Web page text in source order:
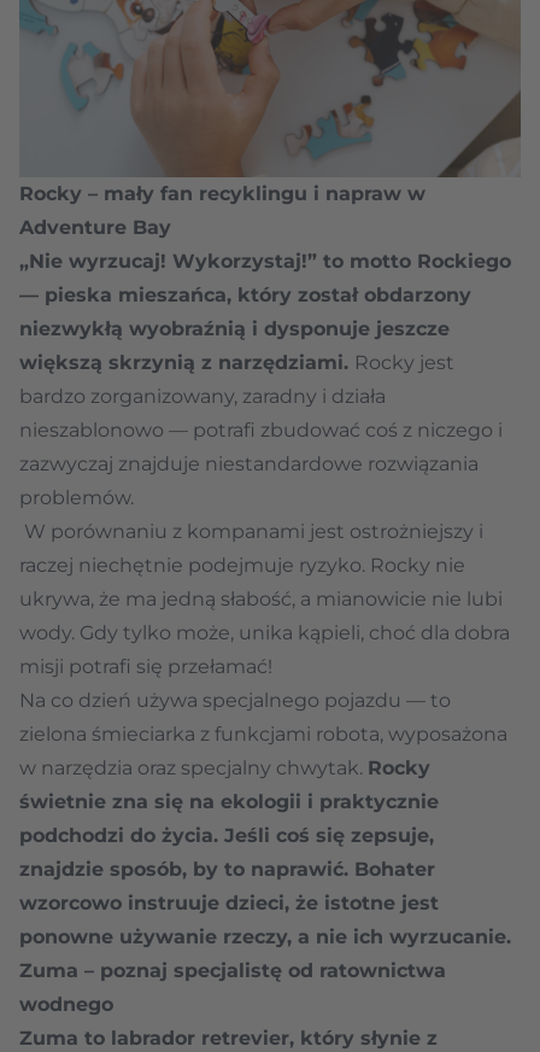
Rocky – mały fan recyklingu i napraw w
Adventure Bay
„Nie wyrzucaj! Wykorzystaj!” to motto Rockiego
— pieska mieszańca, który został obdarzony
niezwykłą wyobraźnią i dysponuje jeszcze
większą skrzynią z narzędziami. Rocky jest
bardzo zorganizowany, zaradny i działa
nieszablonowo — potrafi zbudować coś z niczego i
zazwyczaj znajduje niestandardowe rozwiązania
problemów.
W porównaniu z kompanami jest ostrożniejszy i
raczej niechętnie podejmuje ryzyko. Rocky nie
ukrywa, że ma jedną słabość, a mianowicie nie lubi
wody. Gdy tylko może, unika kąpieli, choć dla dobra
misji potrafi się przełamać!
Na co dzień używa specjalnego pojazdu — to
zielona śmieciarka z funkcjami robota, wyposażona
w narzędzia oraz specjalny chwytak. Rocky
świetnie zna się na ekologii i praktycznie
podchodzi do życia. Jeśli coś się zepsuje,
znajdzie sposób, by to naprawić. Bohater
wzorcowo instruuje dzieci, że istotne jest
ponowne używanie rzeczy, a nie ich wyrzucanie.
Zuma – poznaj specjalistę od ratownictwa
wodnego
Zuma to labrador retrevier, który słynie z